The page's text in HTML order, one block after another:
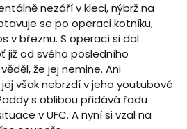
nezáří v kleci, nýbrž na
se po operaci kotníku,
v březnu. S operací si dal
již od svého posledního
že jej nemine. Ani
však nebrzdí v jeho youtubové
s oblibou přidává řadu
v UFC. A nyní si vzal na